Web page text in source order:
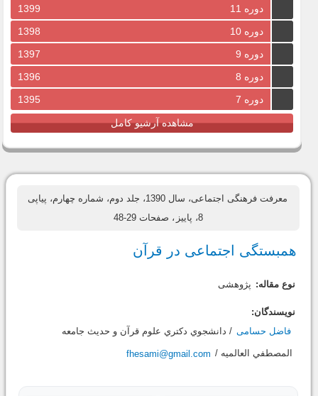
دوره 11
1399
دوره 10
1398
دوره 9
1397
دوره 8
1396
دوره 7
1395
مشاهده آرشیو کامل
معرفت فرهنگی اجتماعی، سال 1390، جلد دوم، شماره چهارم، پیاپی
8، پاییز
، صفحات 29-48
همبستگی اجتماعی در قرآن
نوع مقاله: پژوهشی
نویسندگان:
فاضل حسامی / دانشجوي دكتري علوم قرآن و حديث جامعه
المصطفي العالميه / fhesami@gmail.com